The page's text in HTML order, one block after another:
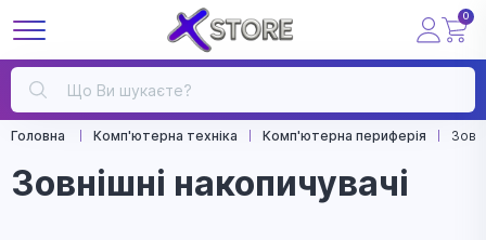
0
Головна Комп'ютерна техніка Комп'ютерна периферія
Зовнішні накопичувачі